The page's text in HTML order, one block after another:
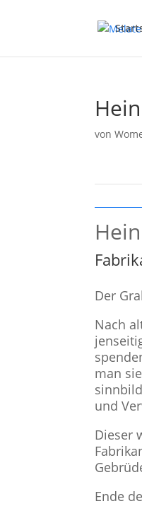
von
Der
Nach
man
und
Dieser
Ende